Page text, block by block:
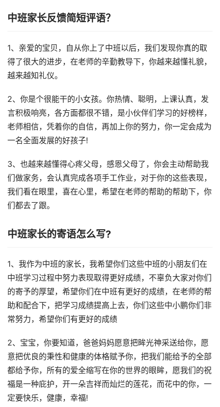
中班家长反馈简短评语？
1、亲爱的宝贝，自从你上了中班以后，我们发现你真的取
得了很大的进步，在老师的辛勤教导下，你越来越懂礼貌，
越来越知礼仪。
2、你是个很能干的小女孩。你热情、聪明，上课认真，发
言积极响亮，各方面都很不错，是小伙伴们学习的好榜样，
老师相信，凭着你的自信，再加上你的努力，你一定会成为
一名全面发展的好孩子!
3、也越来越懂得心疼父母，感恩父母了，你会主动帮助我
们做家务，会认真完成各项手工作业，对于你的这些表现，
我们看在眼里，喜在心里，希望在老师的帮助的帮助下，你
们都去了跟。
中班家长的寄语怎么写?
1、我作为中班的家长，我希望你们这些中班的小朋友们在
中班学习过程中努力表现取得更好成绩，不辜负大家对你们
的寄予的厚望，希望你们在中班有更好的成绩，在老师的帮
助和配合下，把学习成绩提高上去，你们这些中小鹏你们非
常努力，希望你们有更好的成绩
2、宝宝，你要知道，爸爸妈妈愿意把眸光神采送给你，愿
意把优良的秉性和健康的体格赋予你，把我们能给予的全部
都给予你，所有的爱全缩写在你的世界的眼眸，愿我们的祝
福是一种庇护，开一朵吉祥而灿烂的莲花，而花中的你，一
定要快乐，健康，幸福!